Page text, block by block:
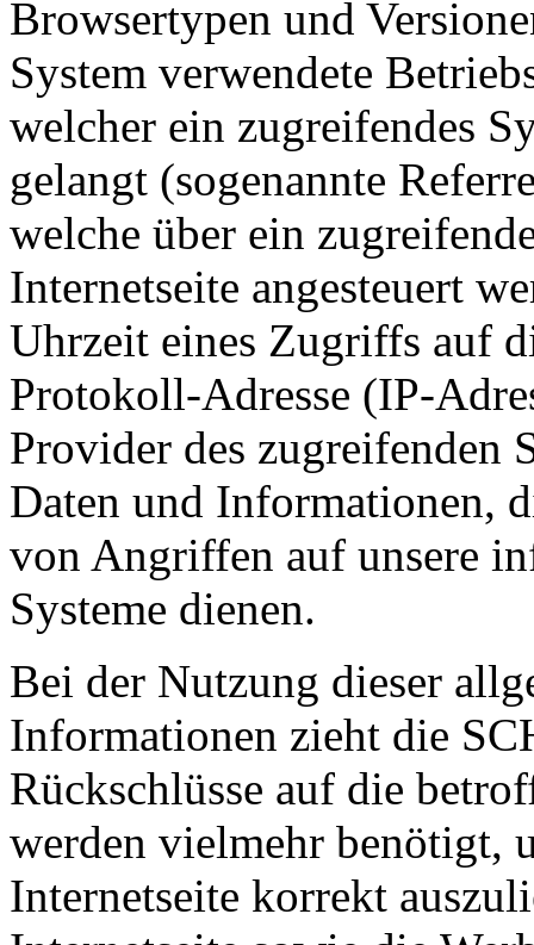
Browsertypen und
System verwendete
welcher ein zugreifendes
gelangt (sogenannte
welche über ein
Internetseite angesteuert
Uhrzeit eines Zugriffs auf
Protokoll-Adresse (IP-
Provider des zugreifenden
Daten und Informationen,
von Angriffen auf unsere
Systeme dienen.
Bei der Nutzung dieser
Informationen zieht die
Rückschlüsse auf die
werden vielmehr benötigt,
Internetseite korrekt